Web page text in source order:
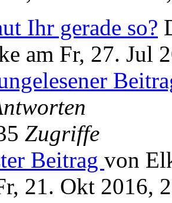
Ihr gerade so?
am Fr, 27. Jul
Zugriffe
Beitrag von
21. Okt 2016,